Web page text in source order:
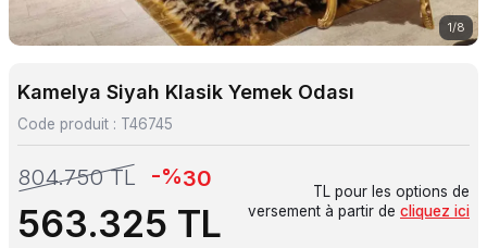
1/8
Kamelya Siyah Klasik Yemek Odası
Code produit : T46745
804.750TL -%30
563.325 TL
TL pour les options de
versement à partir de cliquez ici